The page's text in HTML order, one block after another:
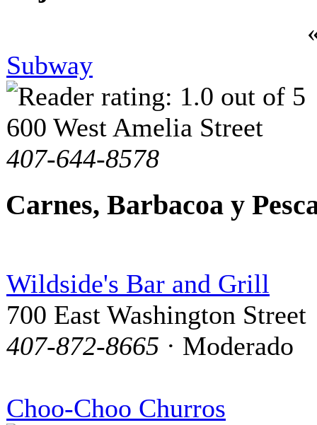
Subway
600 West Amelia Street
407-644-8578
Carnes, Barbacoa y
Wildside's Bar and Grill
700 East Washington Street
407-872-8665 · Moderado
Choo-Choo Churros